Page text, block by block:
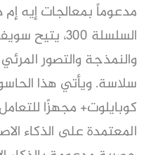
والنمذجة والتصور
سلاسة. ويأتي هذا
كوبايلوت+ مجهزًا
المعتمدة على الذكاء